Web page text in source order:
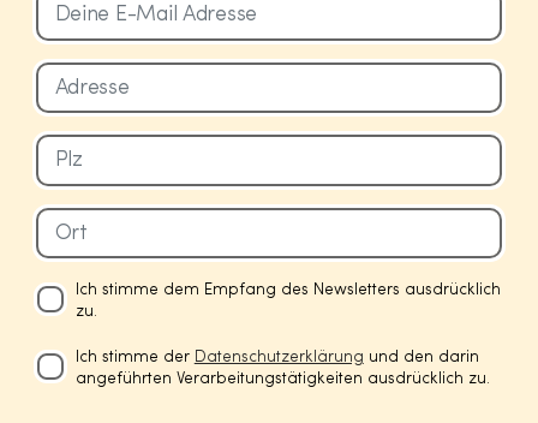
Ich stimme dem Empfang des Newsletters ausdrücklich
zu.
Ich stimme der Datenschutzerklärung und den darin
angeführten Verarbeitungstätigkeiten ausdrücklich zu.